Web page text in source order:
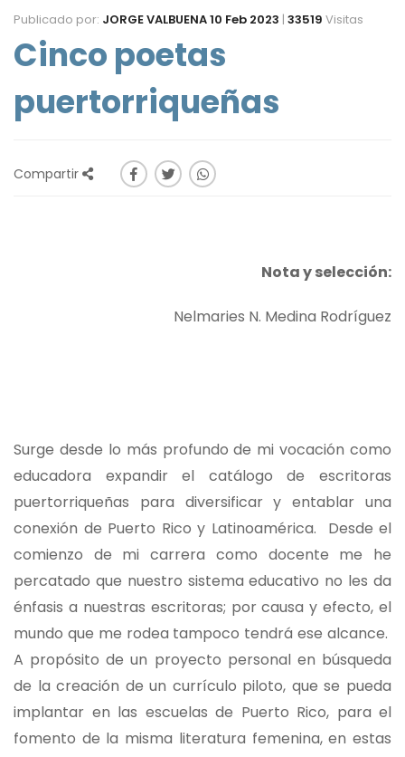
Publicado por: JORGE VALBUENA10 Feb 2023 | 33519 Visitas
Cinco poetas
puertorriqueñas
Compartir
Nota y selección:
Nelmaries N. Medina Rodríguez
Surge desde lo más profundo de mi vocación como
educadora expandir el catálogo de escritoras
puertorriqueñas para diversificar y entablar una
conexión de Puerto Rico y Latinoamérica. Desde el
comienzo de mi carrera como docente me he
percatado que nuestro sistema educativo no les da
énfasis a nuestras escritoras; por causa y efecto, el
mundo que me rodea tampoco tendrá ese alcance.
A propósito de un proyecto personal en búsqueda
de la creación de un currículo piloto, que se pueda
implantar en las escuelas de Puerto Rico, para el
fomento de la misma literatura femenina, en estas